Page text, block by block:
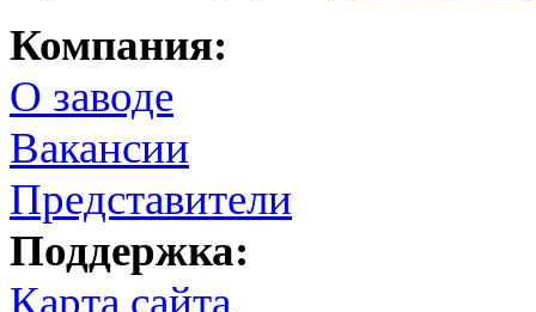
Компания:
О заводе
Вакансии
Представители
Поддержка:
Карта сайта